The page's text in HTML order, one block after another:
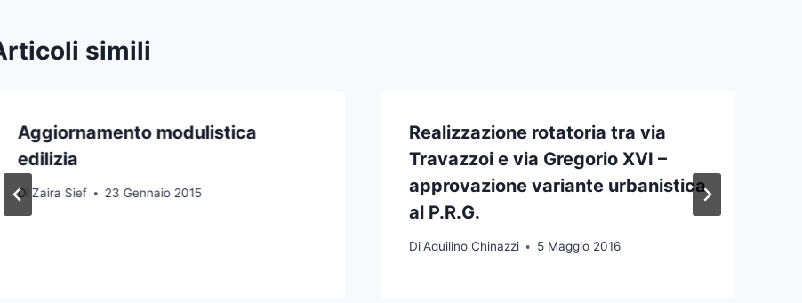
simili
Aggiornamento modulistica
edilizia
Di Zaira Sief 23 Gennaio 2015
Realizzazione rotatoria tra via
Travazzoi e via Gregorio XVI –
approvazione variante urbanistica
al P.R.G.
Di Aquilino Chinazzi 5 Maggio 2016